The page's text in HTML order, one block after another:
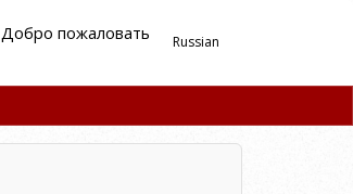
Russian
Добро пожаловать